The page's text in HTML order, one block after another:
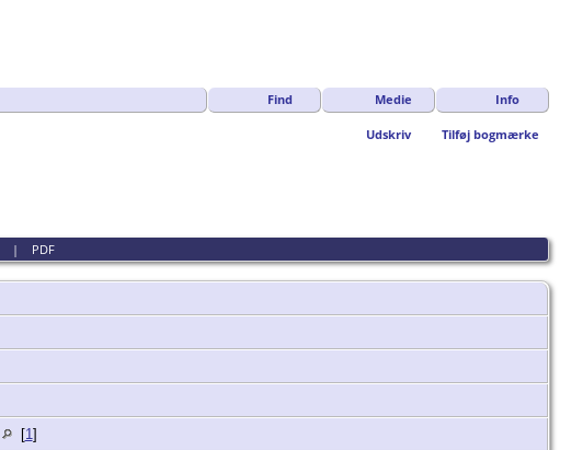
Find Medie Info
Udskriv Tilføj bogmærke
PDF
[1]